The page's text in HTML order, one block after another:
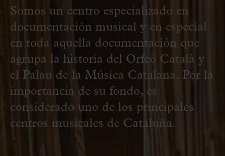
Somos un centro especializado en
documentación musical y en especial
en toda aquella documentación que
agrupa la historia del Orfeó Català y
el Palau de la Música Catalana. Por la
importancia de su fondo, es
considerado uno de los principales
centros musicales de Cataluña.